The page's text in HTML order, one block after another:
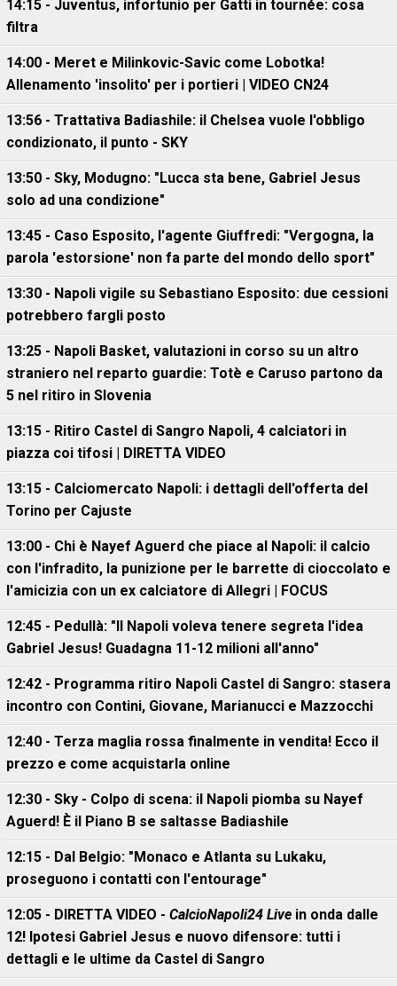
14:15 - Juventus, infortunio per Gatti in tournée: cosa
filtra
14:00 - Meret e Milinkovic-Savic come Lobotka!
Allenamento 'insolito' per i portieri | VIDEO CN24
13:56 - Trattativa Badiashile: il Chelsea vuole l'obbligo
condizionato, il punto - SKY
13:50 - Sky, Modugno: "Lucca sta bene, Gabriel Jesus
solo ad una condizione"
13:45 - Caso Esposito, l'agente Giuffredi: "Vergogna, la
parola 'estorsione' non fa parte del mondo dello sport"
13:30 - Napoli vigile su Sebastiano Esposito: due cessioni
potrebbero fargli posto
13:25 - Napoli Basket, valutazioni in corso su un altro
straniero nel reparto guardie: Totè e Caruso partono da
5 nel ritiro in Slovenia
13:15 - Ritiro Castel di Sangro Napoli, 4 calciatori in
piazza coi tifosi | DIRETTA VIDEO
13:15 - Calciomercato Napoli: i dettagli dell'offerta del
Torino per Cajuste
13:00 - Chi è Nayef Aguerd che piace al Napoli: il calcio
con l'infradito, la punizione per le barrette di cioccolato e
l'amicizia con un ex calciatore di Allegri | FOCUS
12:45 - Pedullà: "Il Napoli voleva tenere segreta l'idea
Gabriel Jesus! Guadagna 11-12 milioni all'anno"
12:42 - Programma ritiro Napoli Castel di Sangro: stasera
incontro con Contini, Giovane, Marianucci e Mazzocchi
12:40 - Terza maglia rossa finalmente in vendita! Ecco il
prezzo e come acquistarla online
12:30 - Sky - Colpo di scena: il Napoli piomba su Nayef
Aguerd! È il Piano B se saltasse Badiashile
12:15 - Dal Belgio: "Monaco e Atlanta su Lukaku,
proseguono i contatti con l'entourage"
12:05 - DIRETTA VIDEO - CalcioNapoli24 Live in onda dalle
12! Ipotesi Gabriel Jesus e nuovo difensore: tutti i
dettagli e le ultime da Castel di Sangro